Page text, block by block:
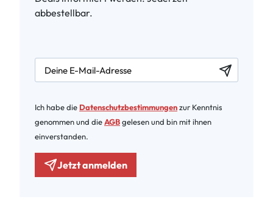
abbestellbar.
newsletter.labelEmail
Ich habe die Datenschutzbestimmungenzur Kenntnis
genommen und dieAGBgelesen und bin mit ihnen
einverstanden.
Jetzt anmelden